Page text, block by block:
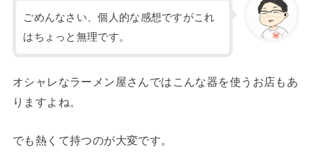
ごめんなさい、個人的な感想ですがこれ
はちょっと無理です。
オシャレなラーメン屋さんではこんな器を使うお店もあ
りますよね。
でも熱くて持つのが大変です。